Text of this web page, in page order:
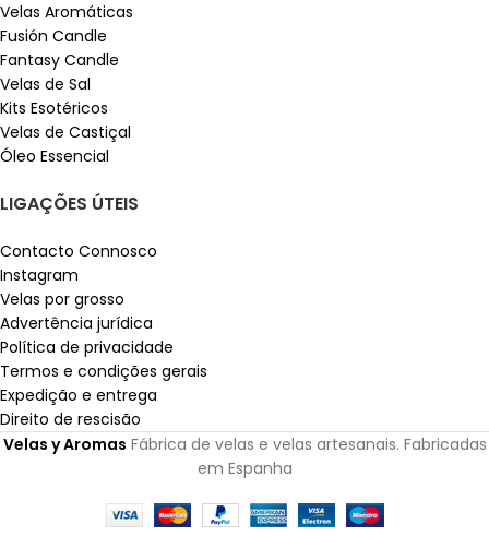
Velas Aromáticas
Fusión Candle
Fantasy Candle
Velas de Sal
Kits Esotéricos
Velas de Castiçal
Óleo Essencial
LIGAÇÕES ÚTEIS
Contacto Connosco
Instagram
Velas por grosso
Advertência jurídica
Política de privacidade
Termos e condições gerais
Expedição e entrega
Direito de rescisão
Velas y Aromas Fábrica de velas e velas artesanais. Fabricadas
em Espanha